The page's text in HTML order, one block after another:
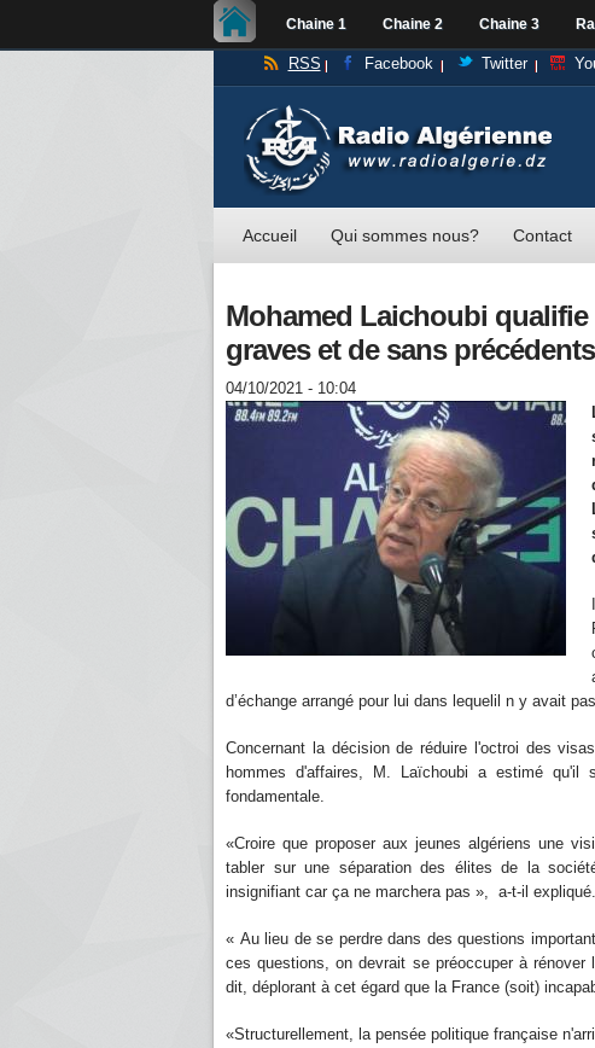
Chaine 1 Chaine 2 Chaine 3
RSS Facebook Twitter
Accueil Qui sommes nous? Contact
Mohamed Laichoubi
graves et de sans précédents
04/10/2021 - 10:04
d’échange arrangé pour lui dans lequelil n y avait
Concernant la décision de réduire l'octroi des
hommes d'affaires, M. Laïchoubi a estimé
fondamentale.
«Croire que proposer aux jeunes algériens une
tabler sur une séparation des élites de la
insignifiant car ça ne marchera pas », a-t-il expliqué.
« Au lieu de se perdre dans des questions
ces questions, on devrait se préoccuper à rénover
dit, déplorant à cet égard que la France (soit)
«Structurellement, la pensée politique française